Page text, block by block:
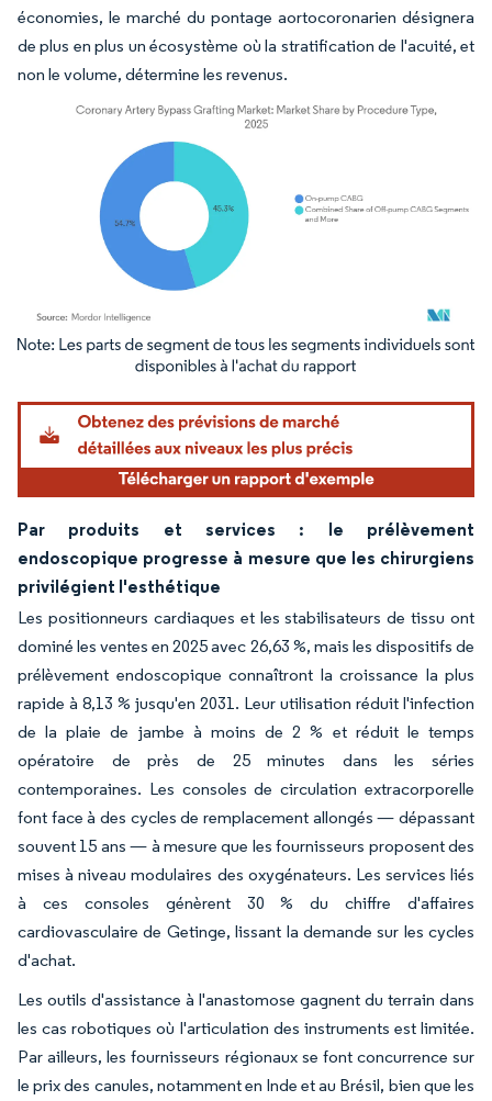
économies, le marché du pontage aortocoronarien désignera
de plus en plus un écosystème où la stratification de l'acuité, et
non le volume, détermine les revenus.
Image © Mordor Intelligence. La réutilisation nécessite une attribution sous CC BY
Par produits et services : le prélèvement
endoscopique progresse à mesure que les chirurgiens
privilégient l'esthétique
Les positionneurs cardiaques et les stabilisateurs de tissu ont
dominé les ventes en 2025 avec 26,63 %, mais les dispositifs de
prélèvement endoscopique connaîtront la croissance la plus
rapide à 8,13 % jusqu'en 2031. Leur utilisation réduit l'infection
de la plaie de jambe à moins de 2 % et réduit le temps
opératoire de près de 25 minutes dans les séries
contemporaines. Les consoles de circulation extracorporelle
font face à des cycles de remplacement allongés — dépassant
souvent 15 ans — à mesure que les fournisseurs proposent des
mises à niveau modulaires des oxygénateurs. Les services liés
à ces consoles génèrent 30 % du chiffre d'affaires
cardiovasculaire de Getinge, lissant la demande sur les cycles
d'achat.
Les outils d'assistance à l'anastomose gagnent du terrain dans
les cas robotiques où l'articulation des instruments est limitée.
Par ailleurs, les fournisseurs régionaux se font concurrence sur
le prix des canules, notamment en Inde et au Brésil, bien que les